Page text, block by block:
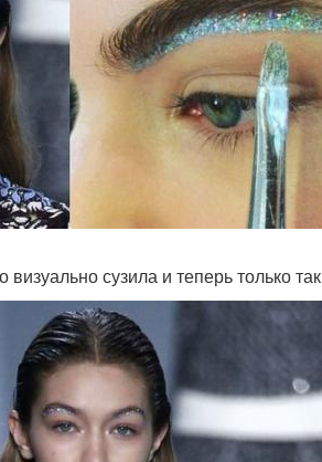
сузила и теперь только